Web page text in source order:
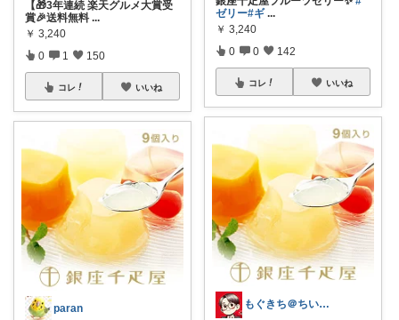
【🎁3年連続 楽天グルメ大賞受
賞🎉送料無料 ...
￥ 3,240
0 1 150
コレ いいね
paran
ゼリー#ギ ...
￥ 3,240
0 0 142
コレ いいね
もぐきち＠ちい活など🎊購入感謝